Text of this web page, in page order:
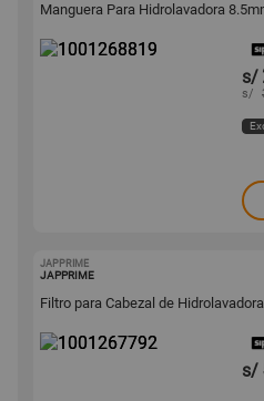
Manguera Para Hidrolavadora
s/
s/
JAPPRIME
JAPPRIME
Filtro para Cabezal de
s/